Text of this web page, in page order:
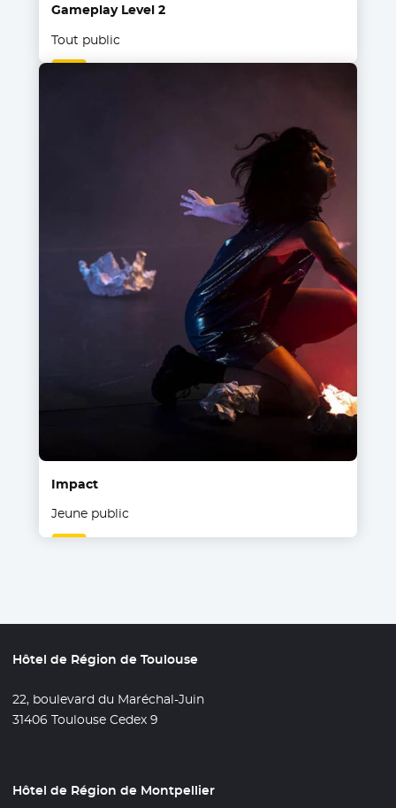
Gameplay Level 2
Tout public
Impact
Jeune public
Hôtel de Région de Toulouse
22, boulevard du Maréchal-Juin
31406 Toulouse Cedex 9
Hôtel de Région de Montpellier